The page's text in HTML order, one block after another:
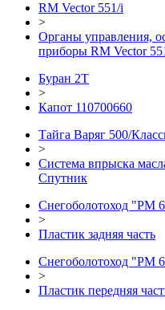
RM Vector 551/i
>
Органы управления,
приборы RM Vector
Буран 2Т
>
Капот 110700660
Тайга Варяг 500/
>
Система впрыска
Спутник
Снегоболотоход "РМ
>
Пластик задняя часть
Снегоболотоход "РМ
>
Пластик передняя